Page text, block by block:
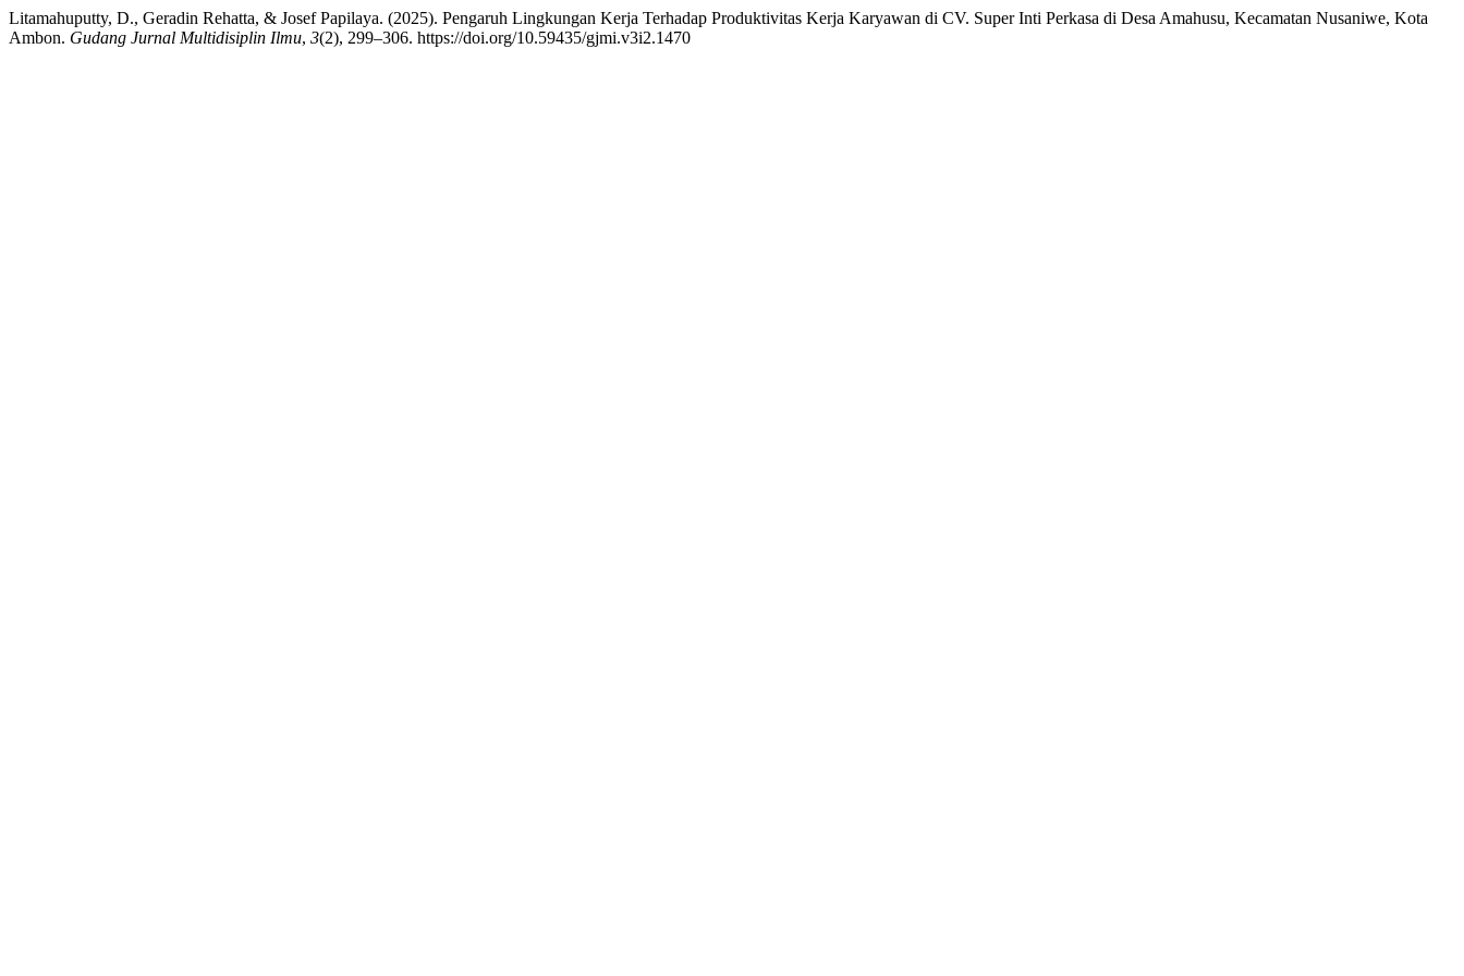
Litamahuputty, D., Geradin Rehatta, & Josef Papilaya. (2025). Pengaruh Lingkungan Kerja Terhadap Produktivitas Kerja Karyawan di CV. Super Inti Perkasa di Desa Amahusu, Kecamatan Nusaniwe, Kota
Ambon. Gudang Jurnal Multidisiplin Ilmu, 3(2), 299–306. https://doi.org/10.59435/gjmi.v3i2.1470